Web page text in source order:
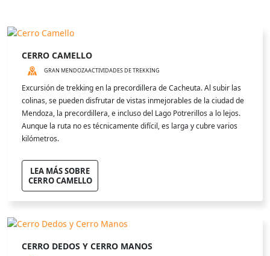
CERRO CAMELLO
GRAN MENDOZAACTIVIDADES DE TREKKING
Excursión de trekking en la precordillera de Cacheuta. Al subir las
colinas, se pueden disfrutar de vistas inmejorables de la ciudad de
Mendoza, la precordillera, e incluso del Lago Potrerillos a lo lejos.
Aunque la ruta no es técnicamente difícil, es larga y cubre varios
kilómetros.
LEA MÁS SOBRE
CERRO CAMELLO
CERRO DEDOS Y CERRO MANOS